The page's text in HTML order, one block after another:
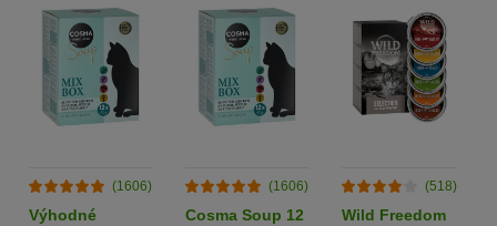
(1606)
Výhodné
(1606)
Cosma Soup 12
(518)
Wild Freedom